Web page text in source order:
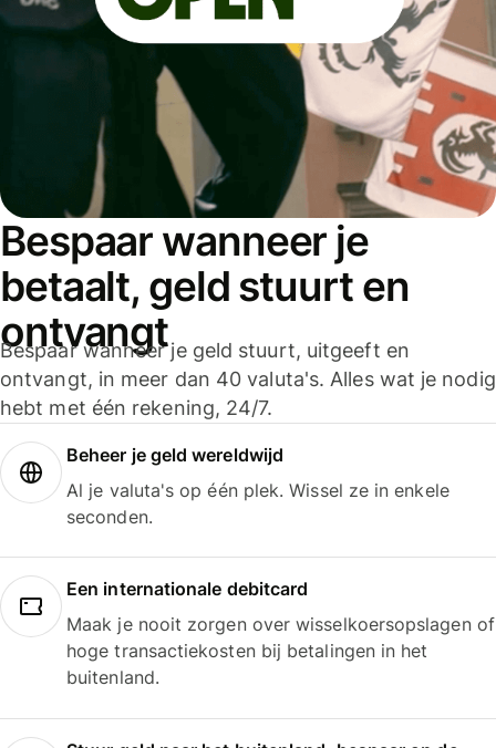
Bespaar wanneer je
betaalt, geld stuurt en
ontvangt
Bespaar wanneer je geld stuurt, uitgeeft en
ontvangt, in meer dan 40 valuta's. Alles wat je nodig
hebt met één rekening, 24/7.
Beheer je geld wereldwijd
Al je valuta's op één plek. Wissel ze in enkele
seconden.
Een internationale debitcard
Maak je nooit zorgen over wisselkoersopslagen of
hoge transactiekosten bij betalingen in het
buitenland.